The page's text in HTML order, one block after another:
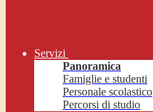
Servizi
Panoramica
Famiglie e studenti
Personale scolastico
Percorsi di studio